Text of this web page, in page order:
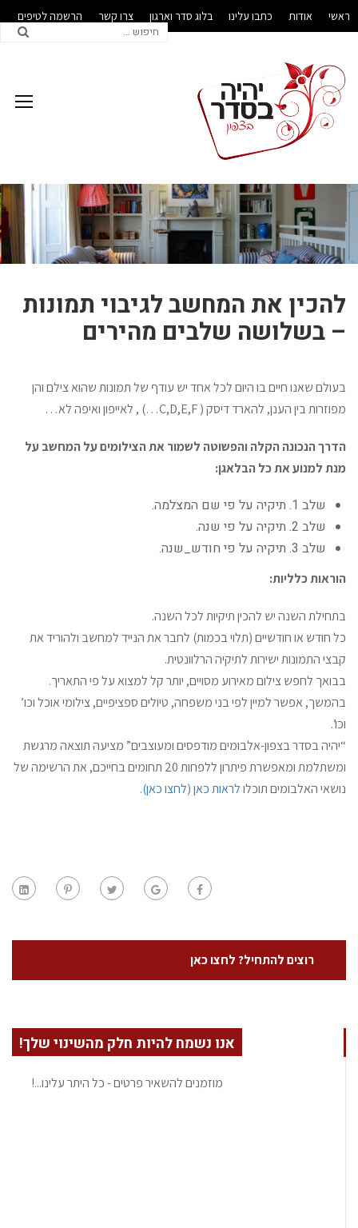
ראשי אודות כתבו עלינו בלוג סדר וארגון צרו קשר הרשמה לטיפים
להכין את המחשב לגיבוי תמונות
– בשלושה שלבים מהירים
בעולם שאנו חיים בו היום לכל אחד יש עודף של תמונות שהוא צילם והן
מפוזרות בין הענן, להארד דיסק ( C,D,E,F…) , לאייפון ואיפה לא…
הדרך הנכונה הקלה והפשוטה לשמור את הצילומים על המחשב על
מנת למנוע את כל הבלאגן:
שלב 1. תיקיה על פי שם המצלמה.
שלב 2. תיקיה על פי שנה.
שלב 3. תיקיה על פי חודש_שנה.
הוראות כלליות:
בתחילת השנה יש להכין תיקיות לכל השנה.
כל חודש או חודשיים (תלוי בכמות) לחבר את הנייד למחשב ולהוריד את
קבצי התמונות ישירות לתיקיה הרלוונטית.
בבואך לחפש צילום מאירוע מסויים, יותר קל למצוא על פי התאריך.
בהמשך, אפשר למיין לפי בני משפחה, טיולים ספציפיים, צילומי אוכל וכו’
וכו’.
“יהיה בסדר בצפון-אלבומים מודפסים ומעוצבים” מציעה תוצאה מרגשת
ומשתלמת ומאפשרת פיתרון ללפחות 20 תחומים בחייכם, את הרשימה של
נושאי האלבומים תוכלולראות כאן (לחצו כאן).
רוצים להתחיל? לחצו כאן
אנו נשמח להיות חלק מהשינוי שלך!
מוזמנים להשאיר פרטים - כל היתר עלינו...!